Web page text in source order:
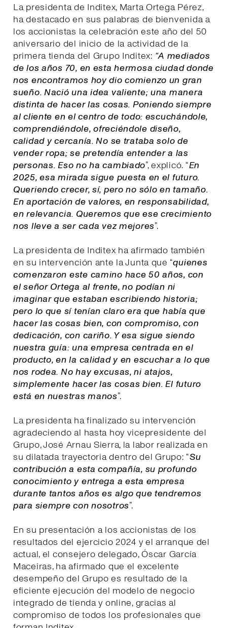
La presidenta de Inditex, Marta Ortega Pérez,
ha destacado en sus palabras de bienvenida a
los accionistas la celebración este año del 50
aniversario del inicio de la actividad de la
primera tienda del Grupo Inditex: “A mediados
de los años 70, en esta hermosa ciudad donde
nos encontramos hoy dio comienzo un gran
sueño. Nació una idea valiente; una manera
distinta de hacer las cosas. Poniendo siempre
al cliente en el centro de todo: escuchándole,
comprendiéndole, ofreciéndole diseño,
calidad y cercanía. No se trataba solo de
vender ropa; se pretendía entender a las
personas. Eso no ha cambiado”, explicó. “En
2025, esa mirada sigue puesta en el futuro.
Queriendo crecer, sí, pero no sólo en tamaño.
En aportación de valores, en responsabilidad,
en relevancia. Queremos que ese crecimiento
nos lleve a ser cada vez mejores”.
La presidenta de Inditex ha afirmado también
en su intervención ante la Junta que “quienes
comenzaron este camino hace 50 años, con
el señor Ortega al frente, no podían ni
imaginar que estaban escribiendo historia;
pero lo que sí tenían claro era que había que
hacer las cosas bien, con compromiso, con
dedicación, con cariño. Y esa sigue siendo
nuestra guía: una empresa centrada en el
producto, en la calidad y en escuchar a lo que
nos rodea. No hay excusas, ni atajos,
simplemente hacer las cosas bien. El futuro
está en nuestras manos”.
La presidenta ha finalizado su intervención
agradeciendo al hasta hoy vicepresidente del
Grupo, José Arnau Sierra, la labor realizada en
su dilatada trayectoria dentro del Grupo: “Su
contribución a esta compañía, su profundo
conocimiento y entrega a esta empresa
durante tantos años es algo que tendremos
para siempre con nosotros”.
En su presentación a los accionistas de los
resultados del ejercicio 2024 y el arranque del
actual, el consejero delegado, Óscar García
Maceiras, ha afirmado que el excelente
desempeño del Grupo es resultado de la
eficiente ejecución del modelo de negocio
integrado de tienda y online, gracias al
compromiso de todos los profesionales que